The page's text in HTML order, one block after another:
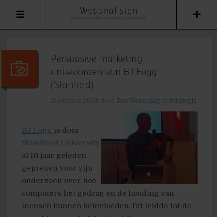
Webanalisten
Persuasive marketing
antwoorden van BJ Fogg
(Stanford)
Ton Wesseling Strategie
BJ Fogg is door
Standford University
al 10 jaar geleden
geprezen voor zijn
onderzoek over hoe
computers het gedrag en de houding van
mensen kunnen beïnvloeden. Dit leidde tot de